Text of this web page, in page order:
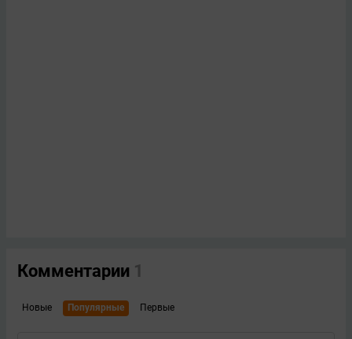
Комментарии 1
Новые Популярные Первые